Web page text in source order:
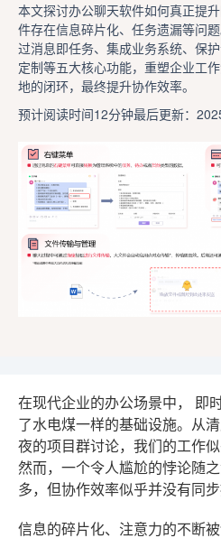
本文探讨办公聊天软件如何真正提
件存在信息碎片化、任务遗漏等问
过消息即任务、集成业务系统、保
定制等五大核心功能，重塑企业工
地的闭环，最终提升协作效率。
预计阅读时间12分钟最后更新：
在现代企业的办公场景中， 即
了水电煤一样的基础设施。从
夜的项目群讨论，我们的工作
然而，一个令人尴尬的悖论随之
多，但协作效率似乎并没有同步
信息的碎片化、注意力的不断